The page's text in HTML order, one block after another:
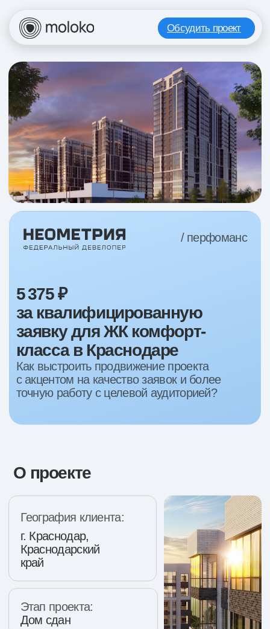
Обсудить проект
5 375 ₽
заявку для ЖК комфорт-
класса в Краснодаре
/ перфоманс
О проекте
С чем пришел
клиент
г. Краснодар,
Краснодарский
География клиента:
Клиент пришел с двумя объектами в работе
и высокой конкурентной нагрузкой в районе
проекта. При этом стоимость
квалифицированной заявки оставалась
высокой, а объем обращений в отдел
продаж — недостаточным. На старте было
важно пересобрать подход к продвижению
так, чтобы улучшить экономику
Период работы:
Март 24 - Январь 25